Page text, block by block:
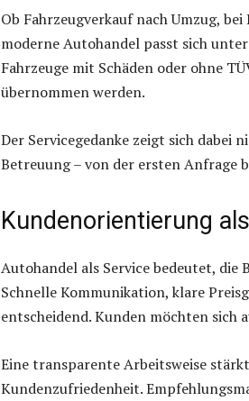
Ob Fahrzeugverkauf nach Umzug,
moderne Autohandel passt sich
Fahrzeuge mit Schäden oder ohne
übernommen werden.
Der Servicegedanke zeigt sich dabei
Betreuung – von der ersten Anfrage
Kundenorientierung
Autohandel als Service bedeutet, die
Schnelle Kommunikation, klare
entscheidend. Kunden möchten sich
Eine transparente Arbeitsweise
Kundenzufriedenheit.